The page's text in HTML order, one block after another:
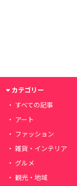
カテゴリー
すべての記事
アート
ファッション
雑貨・インテリア
グルメ
観光・地域